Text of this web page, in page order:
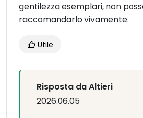
gentilezza esemplari, non
raccomandarlo vivamente.
Utile
Risposta da Altieri
2026.06.05